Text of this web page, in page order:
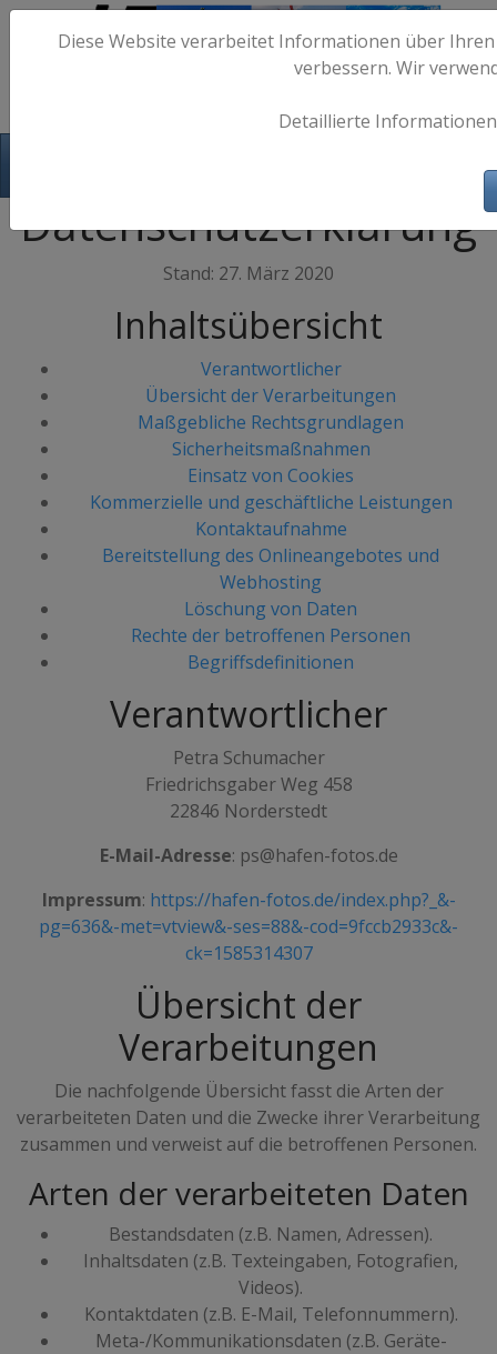
Datenschutzerklärung
Stand: 27. März 2020
Inhaltsübersicht
Verantwortlicher
Übersicht der Verarbeitungen
Maßgebliche Rechtsgrundlagen
Sicherheitsmaßnahmen
Einsatz von Cookies
Kommerzielle und geschäftliche Leistungen
Kontaktaufnahme
Bereitstellung des Onlineangebotes und
Webhosting
Löschung von Daten
Rechte der betroffenen Personen
Begriffsdefinitionen
Verantwortlicher
Petra Schumacher
Friedrichsgaber Weg 458
22846 Norderstedt
E-Mail-Adresse: ps@hafen-fotos.de
Impressum: https://hafen-fotos.de/index.php?_&-
pg=636&-met=vtview&-ses=88&-cod=9fccb2933c&-
ck=1585314307
Übersicht der
Verarbeitungen
Die nachfolgende Übersicht fasst die Arten der
verarbeiteten Daten und die Zwecke ihrer Verarbeitung
zusammen und verweist auf die betroffenen Personen.
Arten der verarbeiteten Daten
Bestandsdaten (z.B. Namen, Adressen).
Inhaltsdaten (z.B. Texteingaben, Fotografien,
Videos).
Kontaktdaten (z.B. E-Mail, Telefonnummern).
Meta-/Kommunikationsdaten (z.B. Geräte-
Diese Website verarbeitet Informationen über
verbessern. Wir
Detaillierte